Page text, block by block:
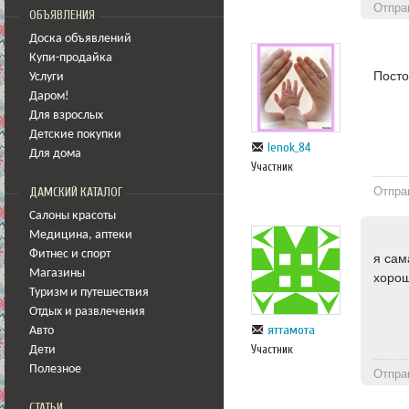
ОБЪЯВЛЕНИЯ
Доска объявлений
Купи-продайка
Услуги
Даром!
Для взрослых
Детские покупки
Для дома
ДАМСКИЙ КАТАЛОГ
Салоны красоты
Медицина, аптеки
Фитнес и спорт
Магазины
Туризм и путешествия
Отдых и развлечения
Авто
Дети
Полезное
lenok_84
Участник
яттамота
Участник
я